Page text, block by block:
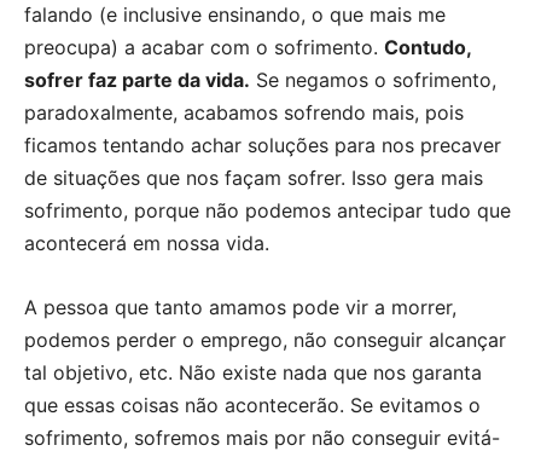
falando (e inclusive ensinando, o que mais me
preocupa) a acabar com o sofrimento. Contudo,
sofrer faz parte da vida. Se negamos o sofrimento,
paradoxalmente, acabamos sofrendo mais, pois
ficamos tentando achar soluções para nos precaver
de situações que nos façam sofrer. Isso gera mais
sofrimento, porque não podemos antecipar tudo que
acontecerá em nossa vida.
A pessoa que tanto amamos pode vir a morrer,
podemos perder o emprego, não conseguir alcançar
tal objetivo, etc. Não existe nada que nos garanta
que essas coisas não acontecerão. Se evitamos o
sofrimento, sofremos mais por não conseguir evitá-